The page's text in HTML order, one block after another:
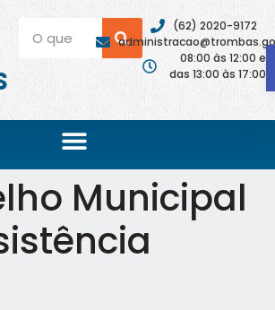
(62) 2020-9172
08:00 às 12:00 e
das 13:00 às 17:00
Municipal